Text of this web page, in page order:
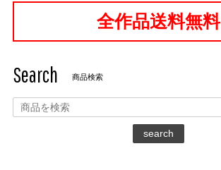
全作品送料無料
Search 商品検索
search